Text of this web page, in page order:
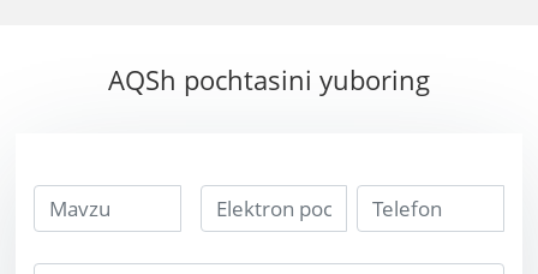
uchun
AQSh pochtasini yuboring